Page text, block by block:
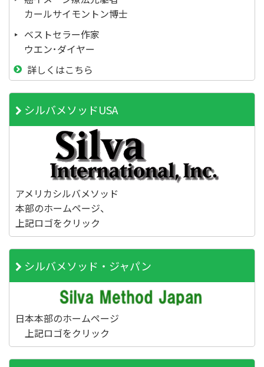
カールサイモントン博士
ベストセラー作家
ウエン･ダイヤー
詳しくはこちら
シルバメソッドUSA
アメリカシルバメソッド
本部のホームページ、
上記ロゴをクリック
シルバメソッド・ジャパン
日本本部のホームページ
上記ロゴをクリック